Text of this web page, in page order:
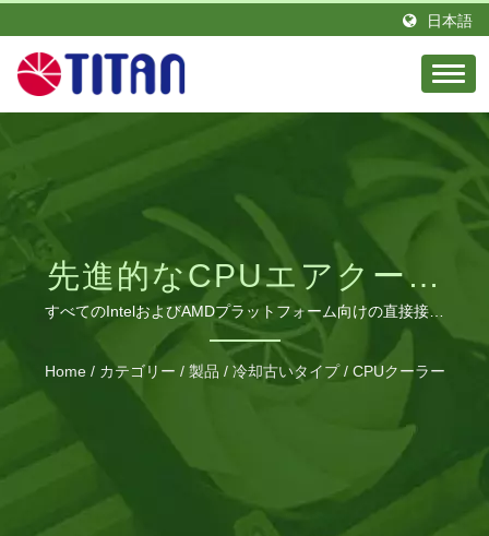
日本語
先進的なCPUエアクーリ
ング技術
すべてのIntelおよびAMDプラットフォーム向けの直接接触
ヒートパイプを使用した高性能熱ソリューション
Home / カテゴリー / 製品 / 冷却古いタイプ / CPUクーラー